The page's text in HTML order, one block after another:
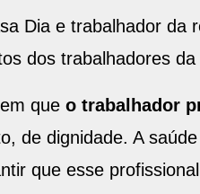
Dia e trabalhador
dos trabalhadores da
que o trabalhador
de dignidade. A
que esse